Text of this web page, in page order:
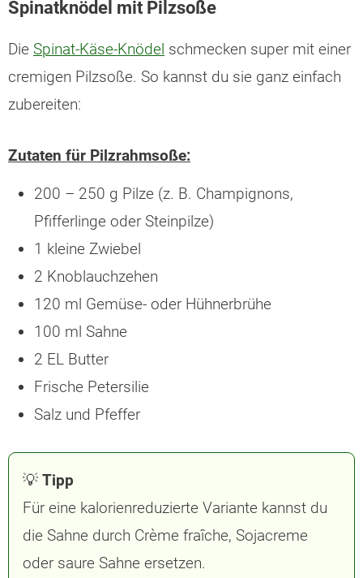
Spinatknödel mit Pilzsoße
Die Spinat-Käse-Knödel schmecken super mit einer
cremigen Pilzsoße. So kannst du sie ganz einfach
zubereiten:
Zutaten für Pilzrahmsoße:
200 – 250 g Pilze (z. B. Champignons,
Pfifferlinge oder Steinpilze)
1 kleine Zwiebel
2 Knoblauchzehen
120 ml Gemüse- oder Hühnerbrühe
100 ml Sahne
2 EL Butter
Frische Petersilie
Salz und Pfeffer
💡 Tipp
Für eine kalorienreduzierte Variante kannst du
die Sahne durch Crème fraîche, Sojacreme
oder saure Sahne ersetzen.